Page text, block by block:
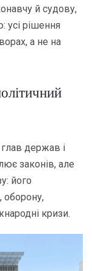
й судову,
усі рішення
а не на
держав і
законів, але
його
оборону,
кризи.